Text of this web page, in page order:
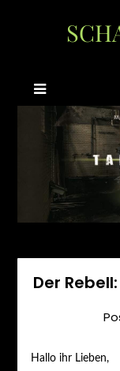
Der
Hallo ihr Lieben,